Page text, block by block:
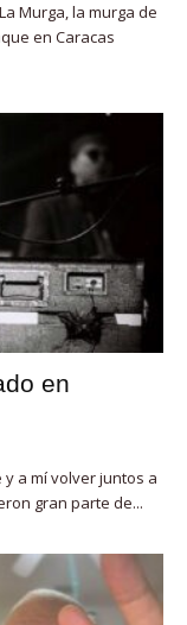
Murga, la murga de
en Caracas
en
y a mí volver juntos a
gran parte de...